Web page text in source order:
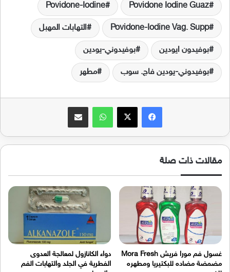
Povidone Iodine Guaz
Povidone-Iodine
Povidone-Iodine Vag. Supp التهابات المهبل
بوفيدون ايودين بوفيدوني-يودين
بوفيدوني-يودين فاج. سوب مطهر
فيسبوك واتساب
مقالات ذات صلة
غسول فم مورا فريش Mora Fresh
مضمضة مضاده للبكتيريا ومطهره
دواء الكانازول لمعالجة العدوى
الفطرية في الجلد والتهابات الفم